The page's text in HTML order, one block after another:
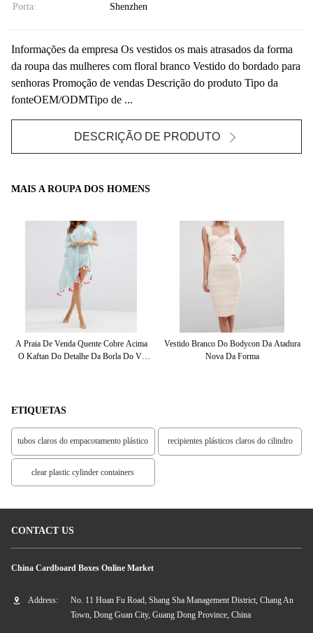
Porta: Shenzhen
Informações da empresa Os vestidos os mais atrasados da forma
da roupa das mulheres com floral branco Vestido do bordado para
senhoras Promoção de vendas Descrição do produto Tipo da
fonteOEM/ODMTipo de ...
DESCRIÇÃO DE PRODUTO
MAIS A ROUPA DOS HOMENS
A Praia De Venda Quente Cobre Acima
O Kaftan Do Detalhe Da Borla Do V-
Vestido Branco Do Bodycon Da Atadura
Nova Da Forma
ETIQUETAS
tubos claros do empacotamento plástico recipientes plásticos claros do cilindro
clear plastic cylinder containers
CONTACT US
China Cardboard Boxes Online Market
Address:
No. 11 Huan Fu Road, Shang Sha Management District, Chang An
Town, Dong Guan City, Guang Dong Province, China